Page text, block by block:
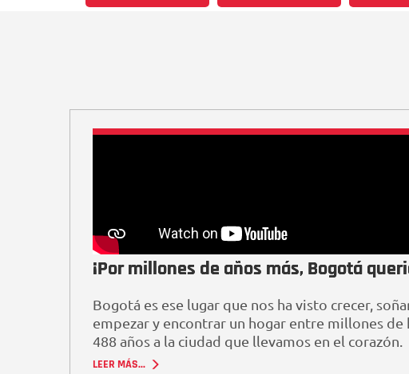
¡Por millones de años más, Bogotá
Bogotá es ese lugar que nos ha visto crecer,
empezar y encontrar un hogar entre millones de
488 años a la ciudad que llevamos en el corazón.
LEER MÁS...